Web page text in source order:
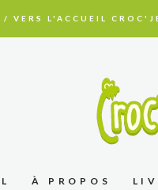
/ VERS L'ACCUEIL
À PROPOS